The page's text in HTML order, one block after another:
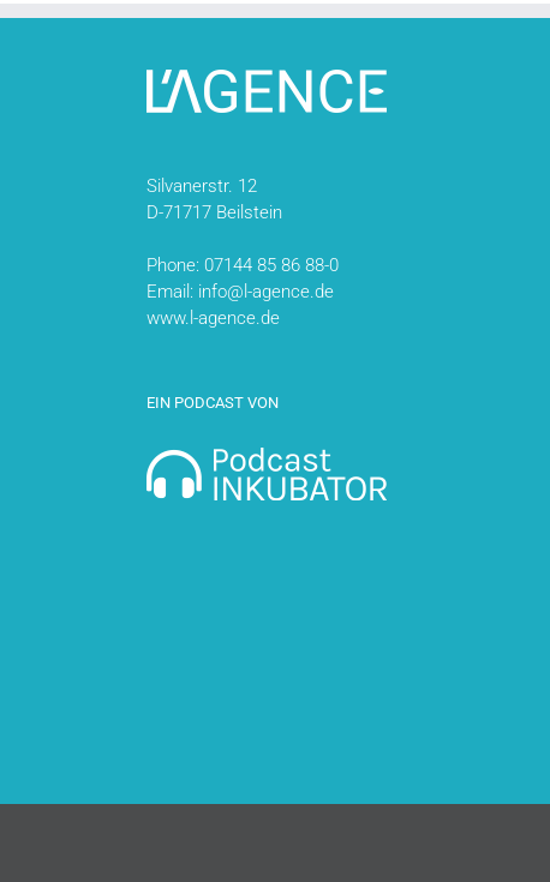
Silvanerstr. 12
D-71717 Beilstein
Phone: 07144 85 86 88-0
Email: info@l-agence.de
www.l-agence.de
EIN PODCAST VON